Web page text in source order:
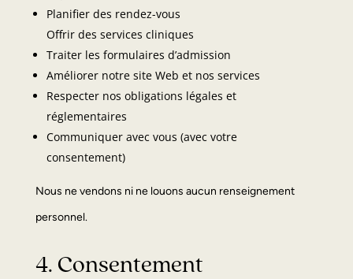
Planifier des rendez-vous
Offrir des services cliniques
Traiter les formulaires d’admission
Améliorer notre site Web et nos services
Respecter nos obligations légales et
réglementaires
Communiquer avec vous (avec votre
consentement)
Nous ne vendons ni ne louons aucun renseignement
personnel.
4. Consentement